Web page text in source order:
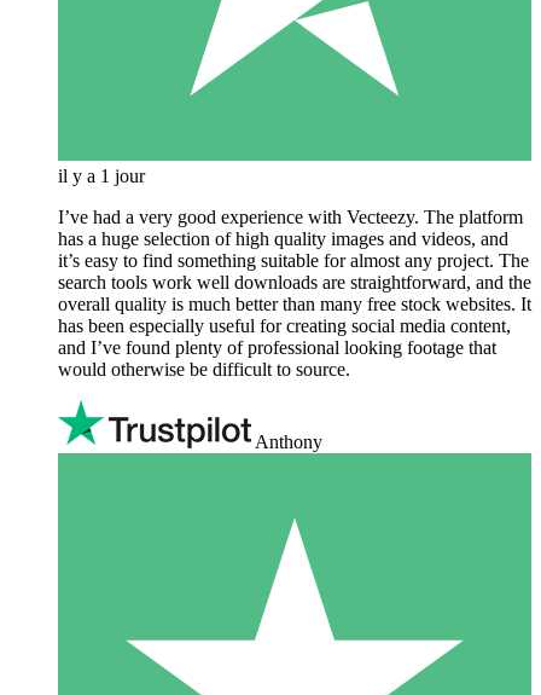
il y a 1 jour
I’ve had a very good experience with Vecteezy. The platform
has a huge selection of high quality images and videos, and
it’s easy to find something suitable for almost any project. The
search tools work well downloads are straightforward, and the
overall quality is much better than many free stock websites. It
has been especially useful for creating social media content,
and I’ve found plenty of professional looking footage that
would otherwise be difficult to source.
Anthony